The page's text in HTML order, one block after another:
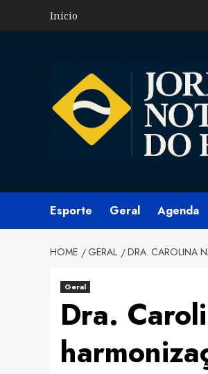
Início
Esporte Geral Agenda
HOME GERAL DRA. CAROLINA
Geral
Dra.